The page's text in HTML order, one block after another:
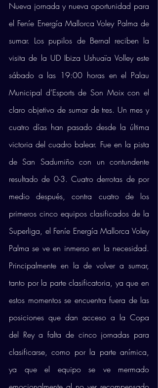
Nueva jornada y nueva oportunidad para
el Feníe Energía Mallorca Voley Palma de
sumar. Los pupilos de Bernal reciben la
visita de la UD Ibiza Ushuaïa Volley este
sábado a las 19:00 horas en el Palau
Municipal d’Esports de Son Moix con el
claro objetivo de sumar de tres. Un mes y
cuatro días han pasado desde la última
victoria del cuadro balear. Fue en la pista
de San Sadurniño con un contundente
resultado de 0-3. Cuatro derrotas de por
medio después, contra cuatro de los
primeros cinco equipos clasificados de la
Superliga, el Feníe Energía Mallorca Voley
Palma se ve en inmerso en la necesidad.
Principalmente en la de volver a sumar,
tanto por la parte clasificatoria, ya que en
estos momentos se encuentra fuera de las
posiciones que dan acceso a la Copa
del Rey a falta de cinco jornadas para
clasificarse, como por la parte anímica,
ya que el equipo se ve mermado